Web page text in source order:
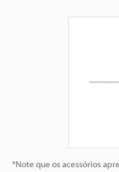
*Note que os acessórios